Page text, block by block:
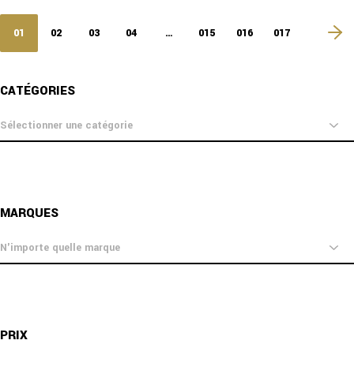
01 02 03 04 … 015 016 017
CATÉGORIES
MARQUES
PRIX